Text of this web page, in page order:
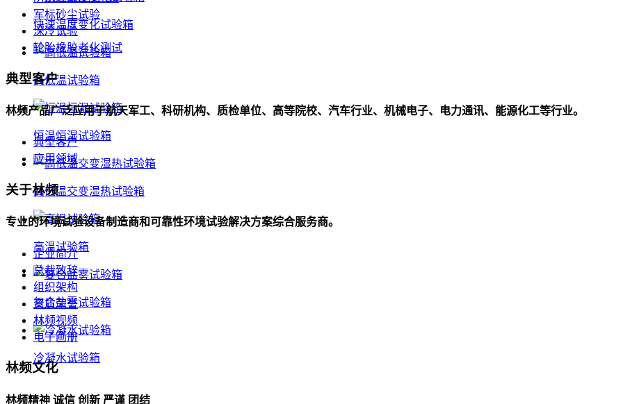
快速温度变化试验箱
高低温试验箱
恒温恒湿试验箱
高低温交变湿热试验箱
高温试验箱
复合盐雾试验箱
冷凝水试验箱
军标砂尘试验
深冷试验
轮胎橡胶老化测试
典型客户
林频产品广泛应用于航天军工、科研机构、质检单位、高等院校、汽车行业、机械电子、电力通讯、能源化工等行业。
典型客户
应用领域
关于林频
专业的环境试验设备制造商和可靠性环境试验解决方案综合服务商。
企业简介
总裁致辞
组织架构
资质荣誉
林频视频
电子画册
林频文化
林频精神 诚信 创新 严谨 团结